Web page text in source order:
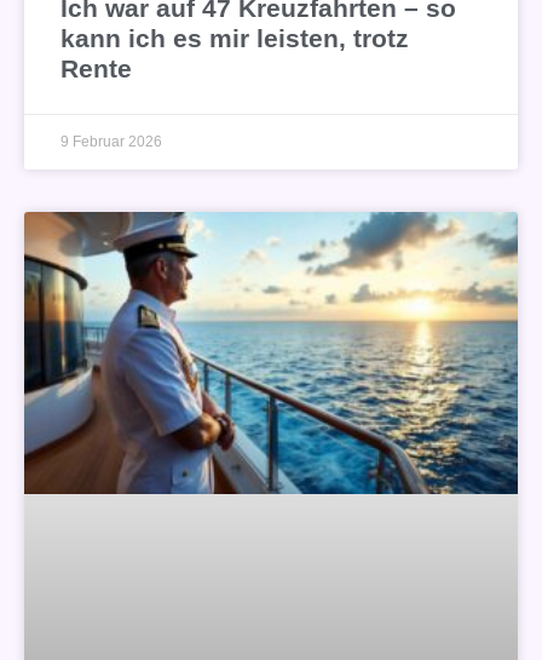
Ich war auf 47 Kreuzfahrten – so
kann ich es mir leisten, trotz
Rente
9 Februar 2026